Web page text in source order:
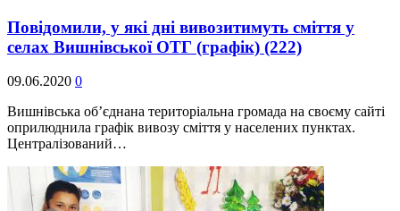
Повідомили, у які дні вивозитимуть сміття у
селах Вишнівської ОТГ (графік) (222)
09.06.2020 0
Вишнівська об’єднана територіальна громада на своєму сайті
оприлюднила графік вивозу сміття у населених пунктах.
Централізований…